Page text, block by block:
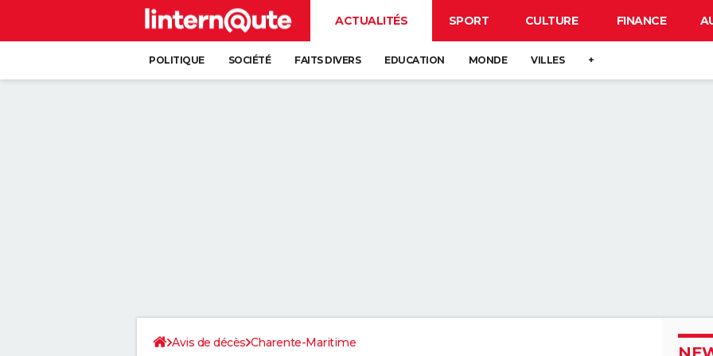
ACTUALITÉS SPORT CULTURE FINANCE
POLITIQUE SOCIÉTÉ FAITS DIVERS EDUCATION MONDE VILLES +
Avis de décès Charente-Maritime